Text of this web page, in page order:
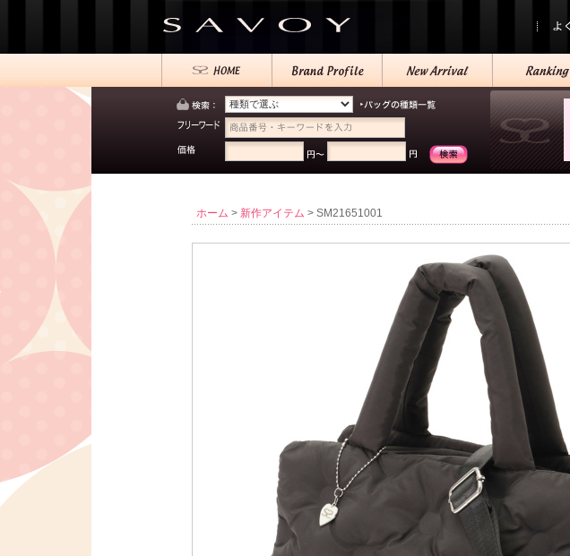
ホーム > 新作アイテム > SM21651001